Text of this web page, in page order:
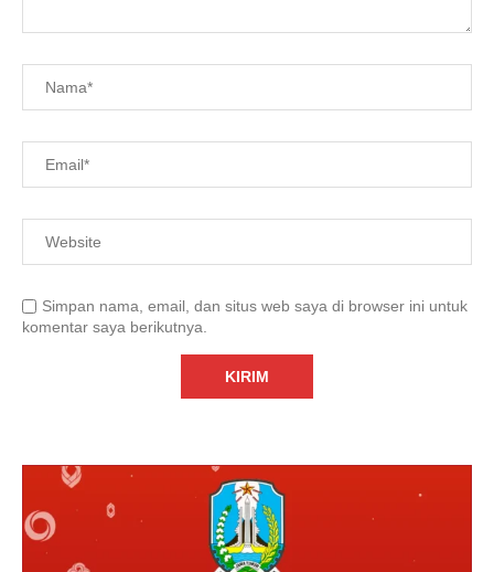
Simpan nama, email, dan situs web saya di browser ini untuk
komentar saya berikutnya.